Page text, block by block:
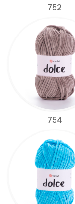
752
754